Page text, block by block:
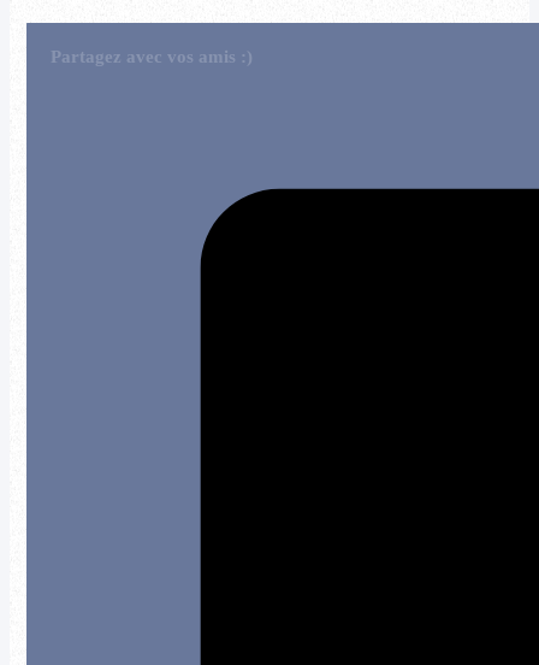
Partagez avec vos amis :)